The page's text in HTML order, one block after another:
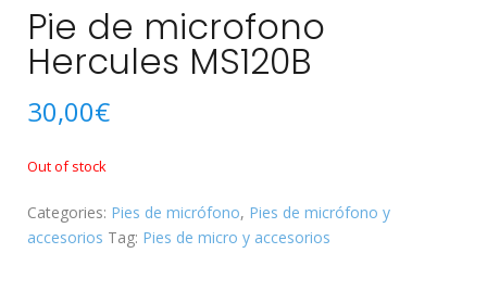
Pie de microfono
Hercules MS120B
30,00€
Out of stock
Categories: Pies de micrófono, Pies de micrófono y
accesorios Tag: Pies de micro y accesorios